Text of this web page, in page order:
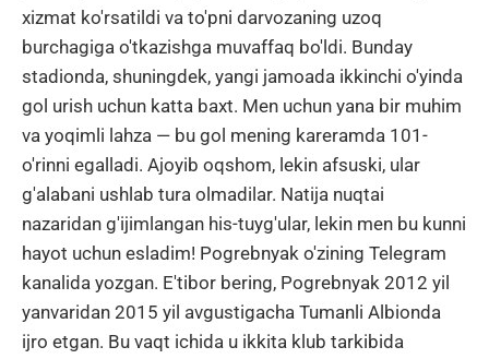
xizmat ko'rsatildi va to'pni darvozaning uzoq
burchagiga o'tkazishga muvaffaq bo'ldi. Bunday
stadionda, shuningdek, yangi jamoada ikkinchi o'yinda
gol urish uchun katta baxt. Men uchun yana bir muhim
va yoqimli lahza — bu gol mening kareramda 101-
o'rinni egalladi. Ajoyib oqshom, lekin afsuski, ular
g'alabani ushlab tura olmadilar. Natija nuqtai
nazaridan g'ijimlangan his-tuyg'ular, lekin men bu kunni
hayot uchun esladim! Pogrebnyak o'zining Telegram
kanalida yozgan. E'tibor bering, Pogrebnyak 2012 yil
yanvaridan 2015 yil avgustigacha Tumanli Albionda
ijro etgan. Bu vaqt ichida u ikkita klub tarkibida